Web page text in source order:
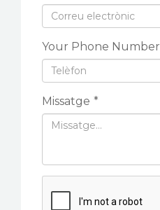
Your Phone Number
Missatge *